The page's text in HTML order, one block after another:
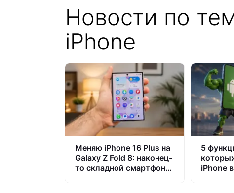
Новости по
iPhone
Меняю iPhone 16 Plus на
Galaxy Z Fold 8: наконец-
то складной смартфон,
5
iPhone